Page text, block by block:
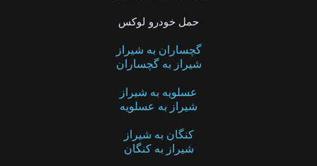
حمل خودرو لوکس
گچساران به شیراز
شیراز به گچساران
عسلویه به شیراز
شیراز به عسلویه
کنگان به شیراز
شیراز به کنگان